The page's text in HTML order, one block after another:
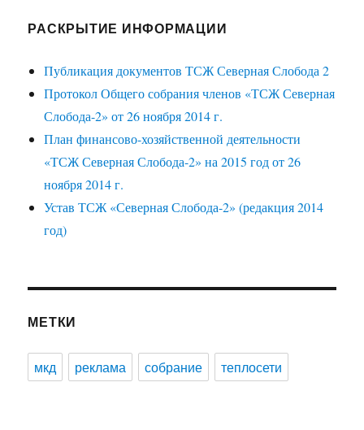
РАСКРЫТИЕ ИНФОРМАЦИИ
Публикация документов ТСЖ Северная Слобода 2
Протокол Общего собрания членов «ТСЖ Северная
Слобода-2» от 26 ноября 2014 г.
План финансово-хозяйственной деятельности
«ТСЖ Северная Слобода-2» на 2015 год от 26
ноября 2014 г.
Устав ТСЖ «Северная Слобода-2» (редакция 2014
год)
МЕТКИ
мкд реклама собрание теплосети